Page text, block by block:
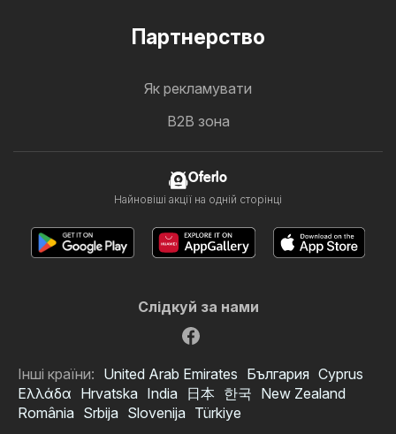
Партнерство
Як рекламувати
B2B зона
Oferlo
Найновіші акції на одній сторінці
Слідкуй за нами
Інші країни: United Arab Emirates България Cyprus
Ελλάδα Hrvatska India 日本 한국 New Zealand
România Srbija Slovenija Türkiye